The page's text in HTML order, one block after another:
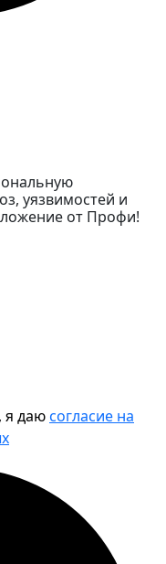
уязвимостей и
от Профи!
я даюсогласие на